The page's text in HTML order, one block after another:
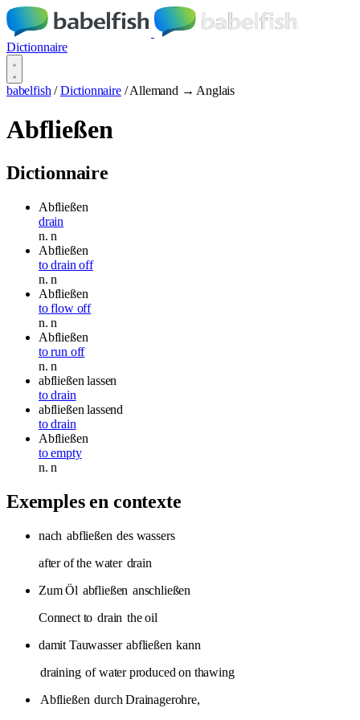
Dictionnaire
babelfish / Dictionnaire / Allemand → Anglais
Abfließen
Dictionnaire
Abfließen
drain
n.n
Abfließen
to drain off
n.n
Abfließen
to flow off
n.n
Abfließen
to run off
n.n
abfließen lassen
to drain
abfließen lassend
to drain
Abfließen
to empty
n.n
Exemples en contexte
nach abfließen des wassers
after of the water drain
Zum Öl abfließen anschließen
Connect to drain the oil
damit Tauwasser abfließen kann
draining of water produced on thawing
Abfließen durch Drainagerohre,